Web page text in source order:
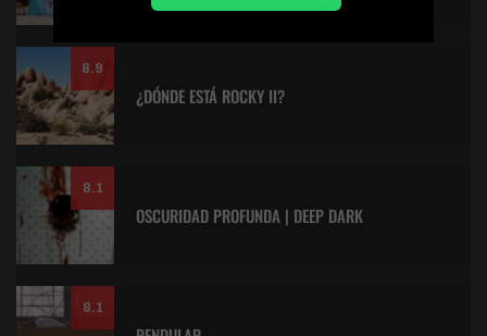
8.9
¿DÓNDE ESTÁ ROCKY II?
8.1
OSCURIDAD PROFUNDA | DEEP DARK
8.1